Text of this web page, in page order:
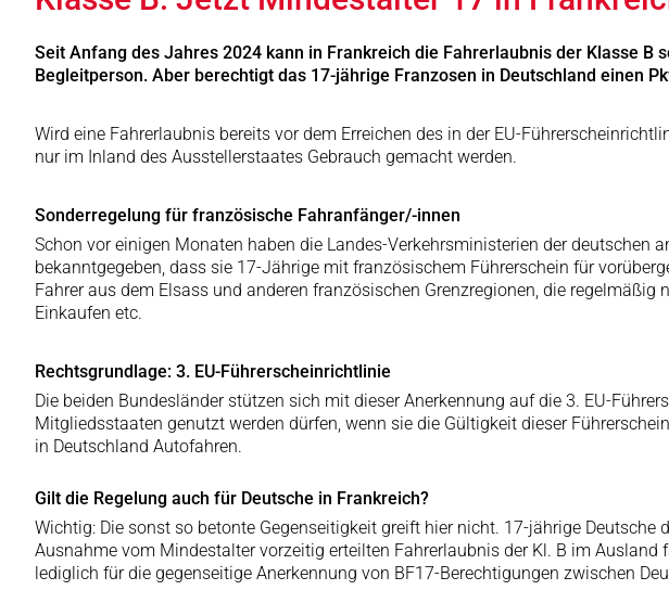
Seit Anfang des Jahres 2024 kann in Frankreich die Fahrerlaubnis der Klasse
Begleitperson. Aber berechtigt das 17-jährige Franzosen in Deutschland einen
Wird eine Fahrerlaubnis bereits vor dem Erreichen des in der EU-
nur im Inland des Ausstellerstaates Gebrauch gemacht werden.
Sonderregelung für französische Fahranfänger/-innen
Schon vor einigen Monaten haben die Landes-Verkehrsministerien der
bekanntgegeben, dass sie 17-Jährige mit französischem Führerschein für
Fahrer aus dem Elsass und anderen französischen Grenzregionen, die
Einkaufen etc.
Rechtsgrundlage: 3. EU-Führerscheinrichtlinie
Die beiden Bundesländer stützen sich mit dieser Anerkennung auf die 3. EU-
Mitgliedsstaaten genutzt werden dürfen, wenn sie die Gültigkeit dieser
in Deutschland Autofahren.
Gilt die Regelung auch für Deutsche in Frankreich?
Wichtig: Die sonst so betonte Gegenseitigkeit greift hier nicht. 17-jährige
Ausnahme vom Mindestalter vorzeitig erteilten Fahrerlaubnis der Kl. B im
lediglich für die gegenseitige Anerkennung von BF17-Berechtigungen zwischen